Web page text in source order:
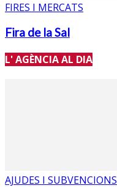
FIRES I MERCATS
Fira de la Sal
L' AGÈNCIA AL DIA
AJUDES I SUBVENCIONS